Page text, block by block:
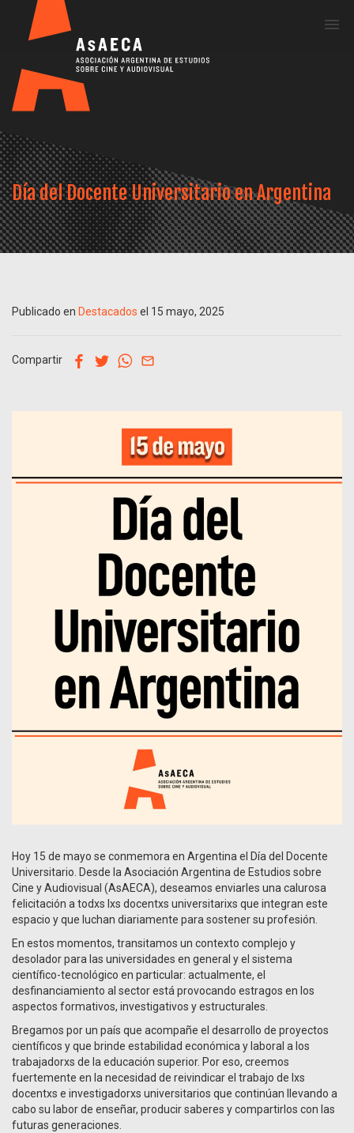
Día del Docente Universitario en Argentina
Publicado en Destacados el 15 mayo, 2025
Compartir facebook
twitterwhatsapp
Hoy 15 de mayo se conmemora en Argentina el Día del Docente
Universitario. Desde la Asociación Argentina de Estudios sobre
Cine y Audiovisual (AsAECA), deseamos enviarles una calurosa
felicitación a todxs lxs docentxs universitarixs que integran este
espacio y que luchan diariamente para sostener su profesión.
En estos momentos, transitamos un contexto complejo y
desolador para las universidades en general y el sistema
científico-tecnológico en particular: actualmente, el
desfinanciamiento al sector está provocando estragos en los
aspectos formativos, investigativos y estructurales.
Bregamos por un país que acompañe el desarrollo de proyectos
científicos y que brinde estabilidad económica y laboral a los
trabajadorxs de la educación superior. Por eso, creemos
fuertemente en la necesidad de reivindicar el trabajo de lxs
docentxs e investigadorxs universitarios que continúan llevando a
cabo su labor de enseñar, producir saberes y compartirlos con las
futuras generaciones.